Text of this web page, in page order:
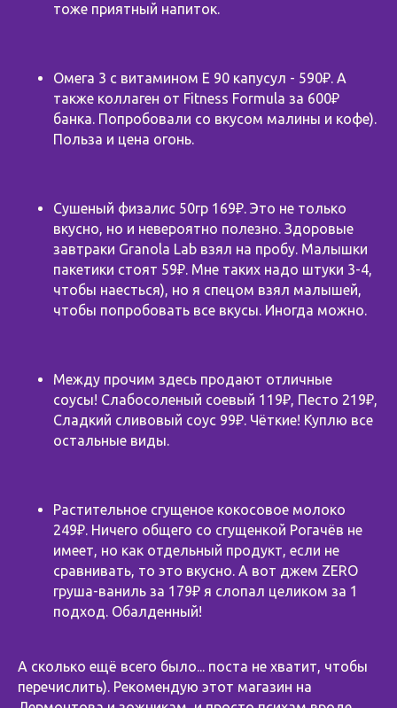
тоже приятный напиток.
Омега 3 с витамином Е 90 капусул - 590₽. А
также коллаген от Fitness Formula за 600₽
банка. Попробовали со вкусом малины и кофе).
Польза и цена огонь.
Сушеный физалис 50гр 169₽. Это не только
вкусно, но и невероятно полезно. Здоровые
завтраки Granola Lab взял на пробу. Малышки
пакетики стоят 59₽. Мне таких надо штуки 3-4,
чтобы наесться), но я спецом взял малышей,
чтобы попробовать все вкусы. Иногда можно.
Между прочим здесь продают отличные
соусы! Слабосоленый соевый 119₽, Песто 219₽,
Сладкий сливовый соус 99₽. Чёткие! Куплю все
остальные виды.
Растительное сгущеное кокосовое молоко
249₽. Ничего общего со сгущенкой Рогачёв не
имеет, но как отдельный продукт, если не
сравнивать, то это вкусно. А вот джем ZERO
груша-ваниль за 179₽ я слопал целиком за 1
подход. Обалденный!
А сколько ещё всего было... поста не хватит, чтобы
перечислить). Рекомендую этот магазин на